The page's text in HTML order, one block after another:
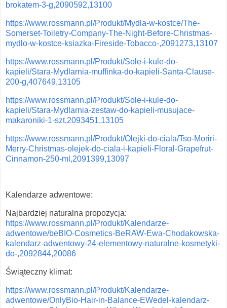
brokatem-3-g,2090592,13100
https://www.rossmann.pl/Produkt/Mydla-w-kostce/The-
Somerset-Toiletry-Company-The-Night-Before-Christmas-
mydlo-w-kostce-ksiazka-Fireside-Tobacco-,2091273,13107
https://www.rossmann.pl/Produkt/Sole-i-kule-do-
kapieli/Stara-Mydlarnia-muffinka-do-kapieli-Santa-Clause-
200-g,407649,13105
https://www.rossmann.pl/Produkt/Sole-i-kule-do-
kapieli/Stara-Mydlarnia-zestaw-do-kapieli-musujace-
makaroniki-1-szt,2093451,13105
https://www.rossmann.pl/Produkt/Olejki-do-ciala/Tso-Moriri-
Merry-Christmas-olejek-do-ciala-i-kapieli-Floral-Grapefrut-
Cinnamon-250-ml,2091399,13097
Kalendarze adwentowe:
Najbardziej naturalna propozycja:
https://www.rossmann.pl/Produkt/Kalendarze-
adwentowe/beBIO-Cosmetics-BeRAW-Ewa-Chodakowska-
kalendarz-adwentowy-24-elementowy-naturalne-kosmetyki-
do-,2092844,20086
Świąteczny klimat:
https://www.rossmann.pl/Produkt/Kalendarze-
adwentowe/OnlyBio-Hair-in-Balance-EWedel-kalendarz-